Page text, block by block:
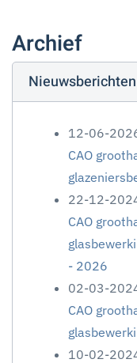
Archief
Nieuwsberichten
12-06-
CAO
22-12-
CAO
- 2026
02-03-
CAO
10-02-